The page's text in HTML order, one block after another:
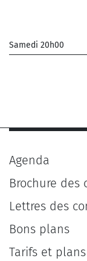
Samedi 20h00
Agenda
Brochure des
Lettres des
Bons plans
Tarifs et